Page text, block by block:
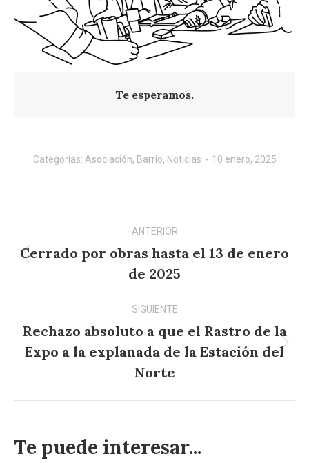
Te esperamos.
Categorías: Asociación, Barrio, Noticias 10 enero, 2025
Navegación
entre
publicaciones
ANTERIOR
Publicación
anterior:
Cerrado por obras hasta el 13 de enero
de 2025
SIGUIENTE
Publicación
siguiente:
Rechazo absoluto a que el Rastro de la
Expo a la explanada de la Estación del
Norte
Te puede interesar...